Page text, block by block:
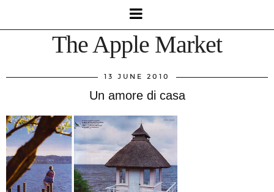
The Apple Market
13 JUNE 2010
Un amore di casa